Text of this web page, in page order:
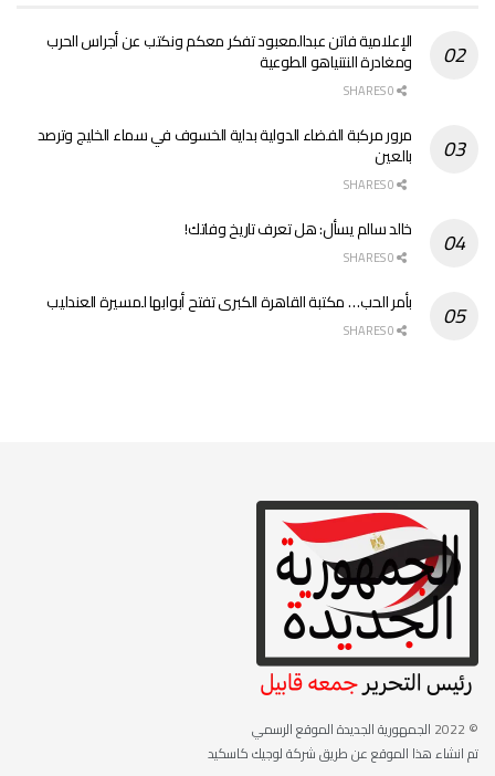
الإعلامية فاتن عبدالمعبود تفكر معكم ونكتب عن أجراس الحرب
ومغادرة النتنياهو الطوعية
مرور مركبة الفضاء الدولية بداية الخسوف في سماء الخليج وترصد
بالعين
خالد سالم يسأل: هل تعرف تاريخ وفاتك!
بأمر الحب… مكتبة القاهرة الكبرى تفتح أبوابها لمسيرة العندليب
© 2022
الجمهورية الجديدة الموقع الرسمي
تم انشاء هذا الموقع عن طريق شركة لوجيك كاسكيد